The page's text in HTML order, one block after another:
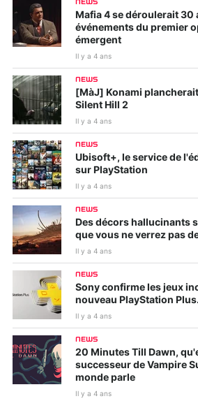
NEWS
Mafia 4 se déroulerait 30
événements du premier
émergent
Il y a 4 ans
NEWS
[MàJ] Konami
Silent Hill 2
Il y a 4 ans
NEWS
Ubisoft+, le service de
sur PlayStation
Il y a 4 ans
NEWS
Des décors hallucinants
que vous ne verrez pas
Il y a 4 ans
NEWS
Sony confirme les jeux
nouveau PlayStation
Il y a 4 ans
NEWS
20 Minutes Till Dawn,
successeur de Vampire
monde parle
Il y a 4 ans